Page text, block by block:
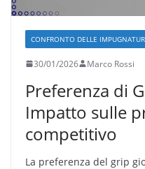
CONFRONTO DELLE
30/01/2026 Marco Rossi
Preferenza di
Impatto sulle
competitivo
La preferenza del grip